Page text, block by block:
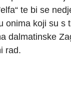
te bi se
onima koji su s
dalmatinske
rad.